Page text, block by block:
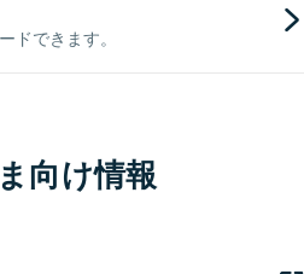
ドできます。
向け情報